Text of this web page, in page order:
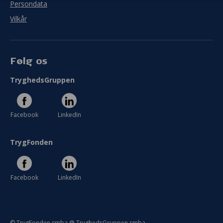
Persondata
Vilkår
Følg os
TryghedsGruppen
Facebook LinkedIn
TrygFonden
Facebook LinkedIn